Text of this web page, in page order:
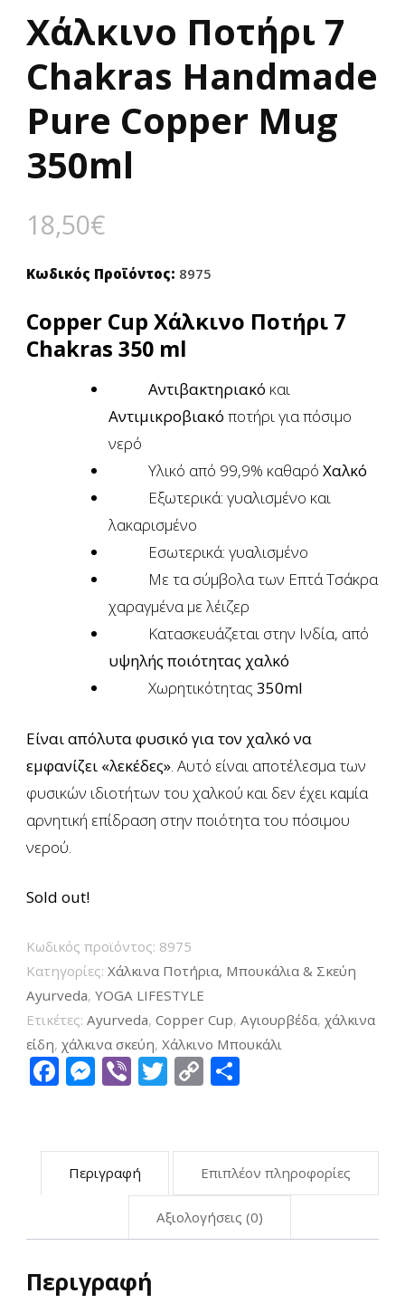
Χάλκινο Ποτήρι 7
Chakras Handmade
Pure Copper Mug
350ml
18,50€
Κωδικός Προϊόντος: 8975
Copper Cup Χάλκινο Ποτήρι 7
Chakras 350 ml
Αντιβακτηριακό και
Αντιμικροβιακό ποτήρι για πόσιμο
νερό
Υλικό από 99,9% καθαρό Χαλκό
Εξωτερικά: γυαλισμένο και
λακαρισμένο
Εσωτερικά: γυαλισμένο
Με τα σύμβολα των Επτά Τσάκρα
χαραγμένα με λέιζερ
Κατασκευάζεται στην Ινδία, από
υψηλής ποιότητας χαλκό
Χωρητικότητας 350ml
Είναι απόλυτα φυσικό για τον χαλκό να
εμφανίζει «λεκέδες». Αυτό είναι αποτέλεσμα των
φυσικών ιδιοτήτων του χαλκού και δεν έχει καμία
αρνητική επίδραση στην ποιότητα του πόσιμου
νερού.
Sold out!
Κωδικός προϊόντος: 8975
Κατηγορίες: Xάλκινα Ποτήρια, Μπουκάλια & Σκεύη
Ayurveda, YOGA LIFESTYLE
Ετικέτες: Ayurveda, Copper Cup, Αγιουρβέδα, χάλκινα
είδη, χάλκινα σκεύη, Χάλκινο Μπουκάλι
Facebook
Messenger
ViberTwitter
Copy
Περιγραφή Επιπλέον πληροφορίες
Αξιολογήσεις (0)
Περιγραφή